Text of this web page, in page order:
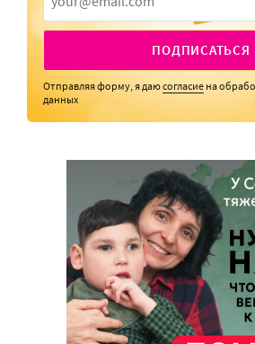
ПОДПИСАТЬСЯ
Отправляя форму, я даюсогласие на
данных